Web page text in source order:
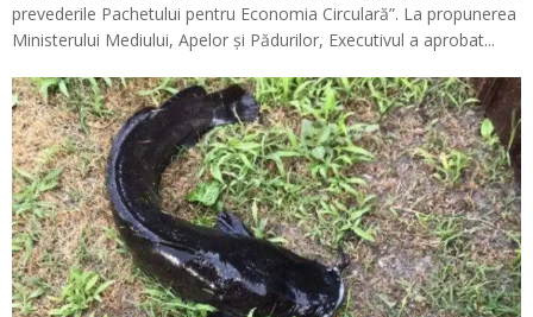
prevederile Pachetului pentru Economia Circulară”. La propunerea
Ministerului Mediului, Apelor și Pădurilor, Executivul a aprobat...